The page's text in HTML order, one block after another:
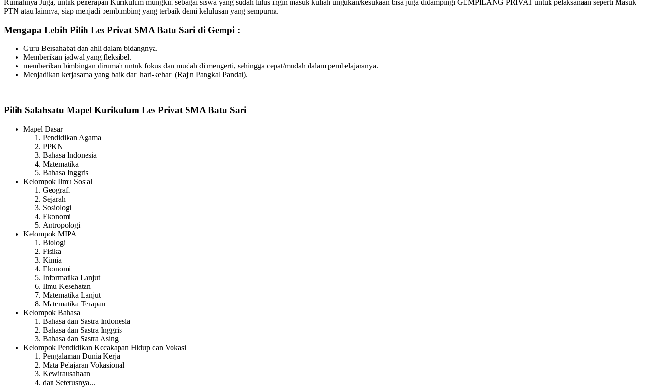
Rumahnya Juga, untuk penerapan Kurikulum mungkin sebagai siswa yang sudah lulus ingin masuk kuliah ungukan/kesukaan bisa juga didampingi GEMPILANG PRIVAT untuk pelaksanaan seperti Masuk
PTN atau lainnya, siap menjadi pembimbing yang terbaik demi kelulusan yang sempurna.
Mengapa Lebih Pilih Les Privat SMA Batu Sari di Gempi :
Guru Bersahabat dan ahli dalam bidangnya.
Memberikan jadwal yang fleksibel.
memberikan bimbingan dirumah untuk fokus dan mudah di mengerti, sehingga cepat/mudah dalam pembelajaranya.
Menjadikan kerjasama yang baik dari hari-kehari (Rajin Pangkal Pandai).
Pilih Salahsatu Mapel Kurikulum Les Privat SMA Batu Sari
Mapel Dasar
Pendidikan Agama
PPKN
Bahasa Indonesia
Matematika
Bahasa Inggris
Kelompok Ilmu Sosial
Geografi
Sejarah
Sosiologi
Ekonomi
Antropologi
Kelompok MIPA
Biologi
Fisika
Kimia
Ekonomi
Informatika Lanjut
Ilmu Kesehatan
Matematika Lanjut
Matematika Terapan
Kelompok Bahasa
Bahasa dan Sastra Indonesia
Bahasa dan Sastra Inggris
Bahasa dan Sastra Asing
Kelompok Pendidikan Kecakapan Hidup dan Vokasi
Pengalaman Dunia Kerja
Mata Pelajaran Vokasional
Kewirausahaan
dan Seterusnya...